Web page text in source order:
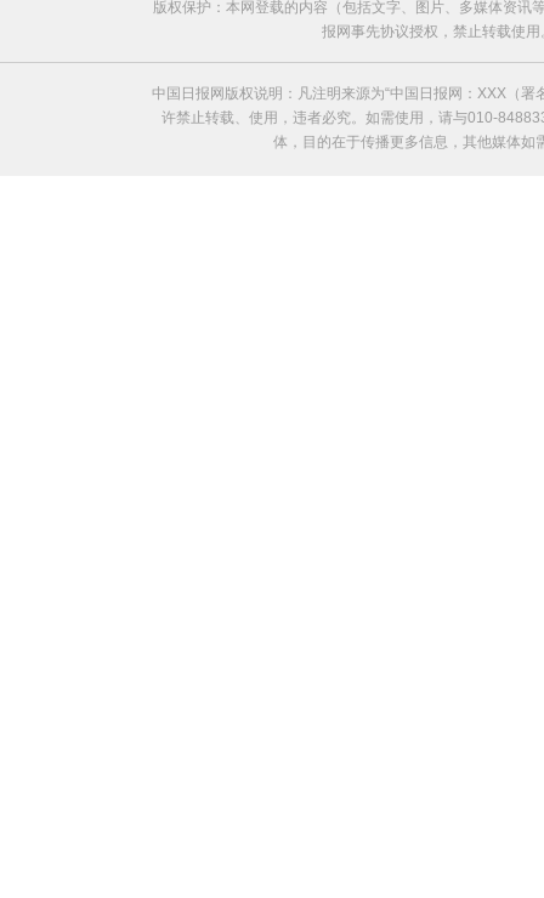
版权保护：本网登载的内容（包括文字、图片、多媒体资
报网事先协议授权，禁止转载使
中国日报网版权说明：凡注明来源为“中国日报网：XXX（
许禁止转载、使用，违者必究。如需使用，请与010-
体，目的在于传播更多信息，其他媒体